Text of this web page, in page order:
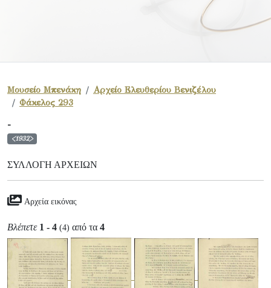
Μουσείο Μπενάκη
Αρχείο Ελευθερίου Βενιζέλου
Φάκελος 293
-
<1932>
ΣΥΛΛΟΓΉ ΑΡΧΕΊΩΝ
Αρχεία εικόνας
Βλέπετε 1 - 4 (4) από τα 4